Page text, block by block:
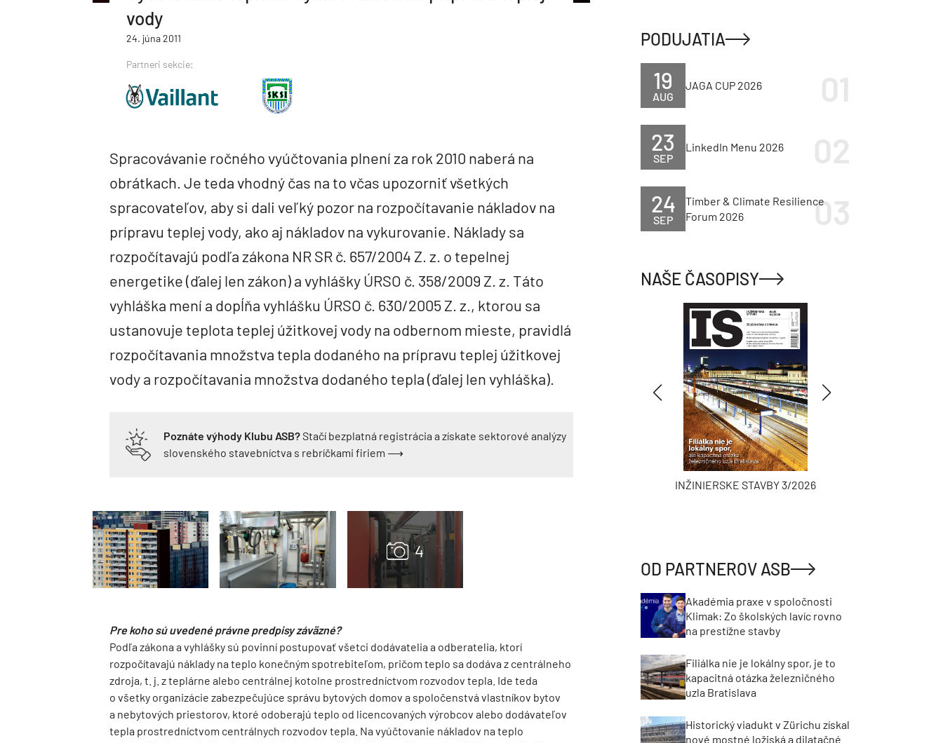
vody
24. júna 2011
Partneri sekcie:
Spracovávanie ročného vyúčtovania plnení za rok 2010 naberá na
obrátkach. Je teda vhodný čas na to včas upozorniť všetkých
spracovateľov, aby si dali veľký pozor na rozpočítavanie nákladov na
prípravu teplej vody, ako aj nákladov na vykurovanie. Náklady sa
rozpočítavajú podľa zákona NR SR č. 657/2004 Z. z. o tepelnej
energetike (ďalej len zákon) a vyhlášky ÚRSO č. 358/2009 Z. z. Táto
vyhláška mení a dopĺňa vyhlášku ÚRSO č. 630/2005 Z. z., ktorou sa
ustanovuje teplota teplej úžitkovej vody na odbernom mieste, pravidlá
rozpočítavania množstva tepla dodaného na prípravu teplej úžitkovej
vody a rozpočítavania množstva dodaného tepla (ďalej len vyhláška).
Poznáte výhody Klubu ASB?Stačí bezplatná registrácia a získate sektorové analýzy
slovenského stavebníctva s rebríčkami firiem ⟶
Pre koho sú uvedené právne predpisy záväzné?
Podľa zákona a vyhlášky sú povinní postupovať všetci dodávatelia a odberatelia, ktorí
rozpočítavajú náklady na teplo konečným spotrebiteľom, pričom teplo sa dodáva z centrálneho
zdroja, t. j. z teplárne alebo centrálnej kotolne prostredníctvom rozvodov tepla. Ide teda
o všetky organizácie zabezpečujúce správu bytových domov a spoločenstvá vlastníkov bytov
a nebytových priestorov, ktoré odoberajú teplo od licencovaných výrobcov alebo dodávateľov
tepla prostredníctvom centrálnych rozvodov tepla. Na vyúčtovanie nákladov na teplo
PODUJATIA
AUG
19 JAGA CUP 2026
SEP
23 LinkedIn Menu 2026
SEP
24
Timber & Climate Resilience
Forum 2026
NAŠE ČASOPISY
INŽINIERSKE STAVBY 3/2026
OD PARTNEROV ASB
Akadémia praxe v spoločnosti
Klimak: Zo školských lavíc rovno
na prestížne stavby
Filiálka nie je lokálny spor, je to
kapacitná otázka železničného
uzla Bratislava
Historický viadukt v Zürichu získal
nové mostné ložiská a dilatačné